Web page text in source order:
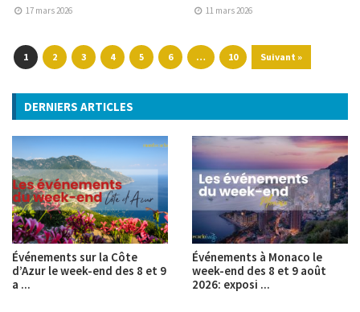
17 mars 2026 11 mars 2026
1 2 3 4 5 6 … 10 Suivant »
DERNIERS ARTICLES
Événements sur la Côte
d’Azur le week-end des 8 et 9
a ...
Événements à Monaco le
week-end des 8 et 9 août
2026: exposi ...